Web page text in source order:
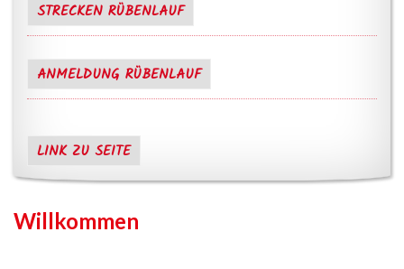
STRECKEN RÜBENLAUF
ANMELDUNG RÜBENLAUF
LINK ZU SEITE
Willkommen